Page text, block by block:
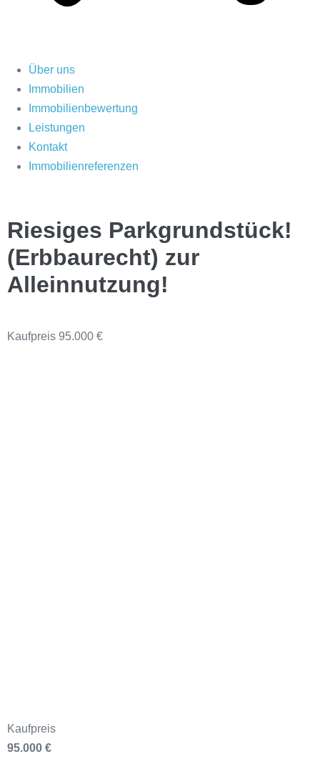
Über uns
Immobilien
Immobilienbewertung
Leistungen
Kontakt
Immobilienreferenzen
Riesiges Parkgrundstück!
(Erbbaurecht) zur
Alleinnutzung!
Kaufpreis 95.000 €
Kaufpreis
95.000 €